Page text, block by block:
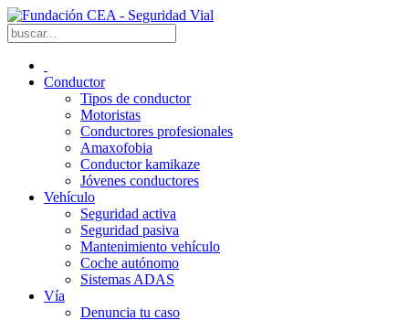
Conductor
Tipos de conductor
Motoristas
Conductores profesionales
Amaxofobia
Conductor kamikaze
Jóvenes conductores
Vehículo
Seguridad activa
Seguridad pasiva
Mantenimiento vehículo
Coche autónomo
Sistemas ADAS
Vía
Denuncia tu caso